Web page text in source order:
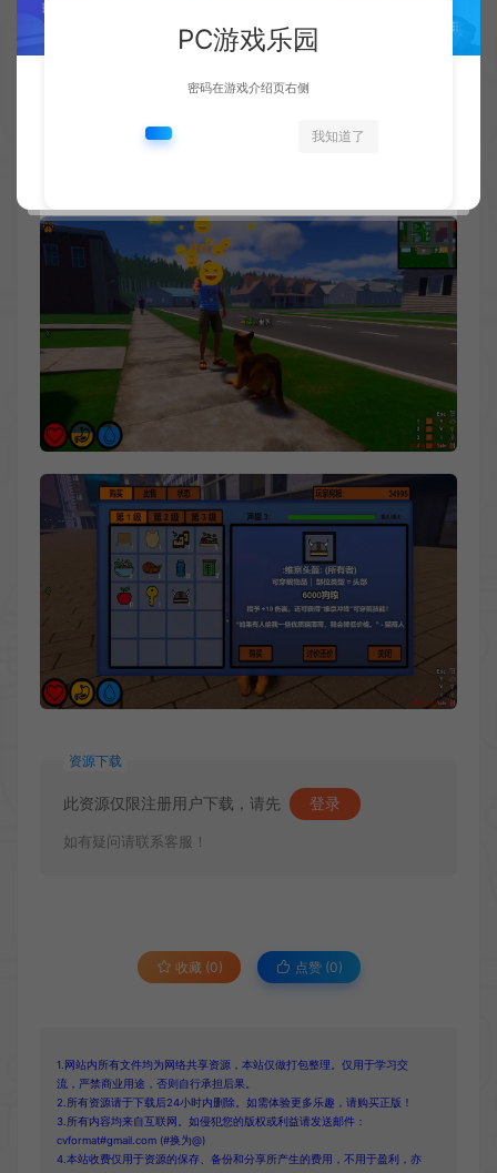
资源下载
此资源仅限注册用户下载，请先 登录
如有疑问请联系客服！
收藏 (0) 点赞 (0)
1.网站内所有文件均为网络共享资源，本站仅做打包整理。仅用于学习交
流，严禁商业用途，否则自行承担后果。
2.所有资源请于下载后24小时内删除。如需体验更多乐趣，请购买正版！
3.所有内容均来自互联网。如侵犯您的版权或利益请发送邮件：
cvformat#gmail.com (#换为@)
4.本站收费仅用于资源的保存、备份和分享所产生的费用，不用于盈利，亦
PC游戏乐园
密码在游戏介绍页右侧
我知道了